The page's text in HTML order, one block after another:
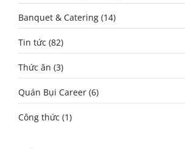
Banquet & Catering (14)
Tin tức (82)
Thức ăn (3)
Quán Bụi Career (6)
Công thức (1)